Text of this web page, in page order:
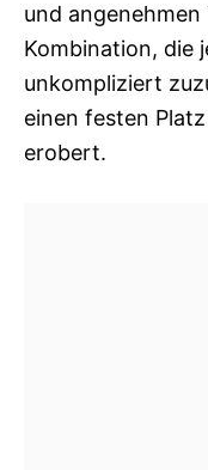
und
Kombination, die
unkompliziert
einen festen
erobert.